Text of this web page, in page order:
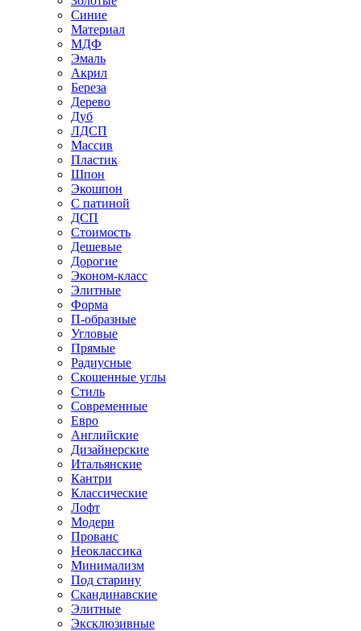
Синие
Материал
МДФ
Эмаль
Акрил
Береза
Дерево
Дуб
ЛДСП
Массив
Пластик
Шпон
Экошпон
С патиной
ДСП
Стоимость
Дешевые
Дорогие
Эконом-класс
Элитные
Форма
П-образные
Угловые
Прямые
Радиусные
Скошенные углы
Стиль
Современные
Евро
Английские
Дизайнерские
Итальянские
Кантри
Классические
Лофт
Модерн
Прованс
Неоклассика
Минимализм
Под старину
Скандинавские
Элитные
Эксклюзивные